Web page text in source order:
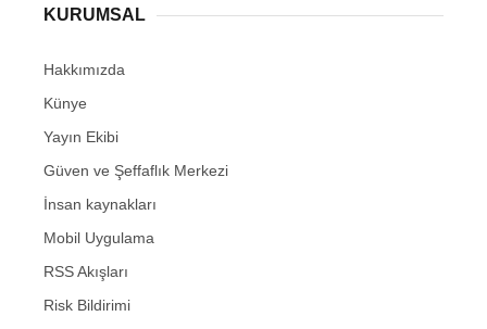
KURUMSAL
Hakkımızda
Künye
Yayın Ekibi
Güven ve Şeffaflık Merkezi
İnsan kaynakları
Mobil Uygulama
RSS Akışları
Risk Bildirimi